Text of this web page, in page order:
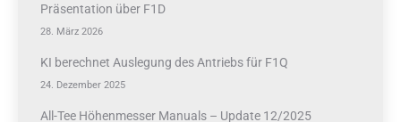
Präsentation über F1D
28. März 2026
KI berechnet Auslegung des Antriebs für F1Q
24. Dezember 2025
All-Tee Höhenmesser Manuals – Update 12/2025